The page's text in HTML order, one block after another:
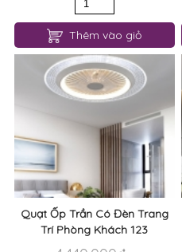
Thêm vào giỏ
Quạt Ốp Trần Có Đèn Trang
Trí Phòng Khách 123